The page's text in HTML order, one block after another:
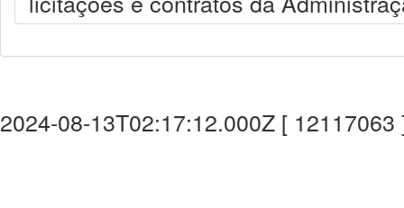
2024-08-13T02:17:12.000Z [ 12117063